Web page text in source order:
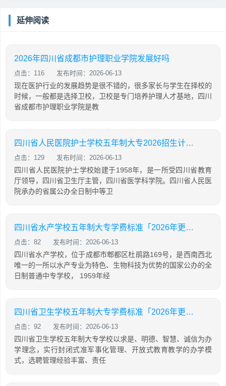
延伸阅读
2026年四川省成都市护理职业学院发展好吗
点击：116 发布时间：2026-06-13
现在医护行业的发展趋势是很不错的，很多家长与学生在择校的
时候，一般都是选择卫校，卫校是专门培养护理人才基地，四川
省成都市护理职业学院是教
四川省人民医院护士学校五年制大专2026招生计划「2026年更新」
点击：129 发布时间：2026-06-13
四川省人民医院护士学校始建于1958年，是一所受四川省教育
厅领导，四川省卫生厅主管，四川省医学科学院。四川省人民医
院承办的省属公办全日制中等卫
四川省水产学校五年制大专学费标准「2026年更新」
点击：82 发布时间：2026-06-13
四川省水产学校，位于成都市郫都区杜鹃路169号，是西南西北
唯一的一所以水产专业为特色、生物科技为优势的国家公办的全
日制普通中专学校， 1959年经
四川省卫生学校五年制大专学费标准「2026年更新」
点击：92 发布时间：2026-06-13
四川省卫生学校五年制大专学校以求是、明德、智慧、诚信为办
学理念，实行封闭式准军事化管理、开放式教育教学的办学模
式，选聘管理经验丰富、责任